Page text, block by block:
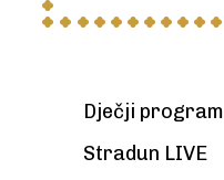
Dječji program
Stradun LIVE